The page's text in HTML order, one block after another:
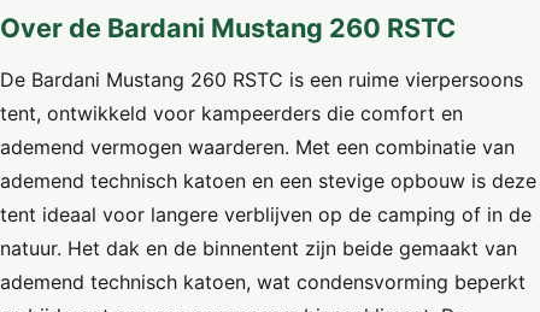
Over de Bardani Mustang 260 RSTC
De Bardani Mustang 260 RSTC is een ruime vierpersoons
tent, ontwikkeld voor kampeerders die comfort en
ademend vermogen waarderen. Met een combinatie van
ademend technisch katoen en een stevige opbouw is deze
tent ideaal voor langere verblijven op de camping of in de
natuur. Het dak en de binnentent zijn beide gemaakt van
ademend technisch katoen, wat condensvorming beperkt